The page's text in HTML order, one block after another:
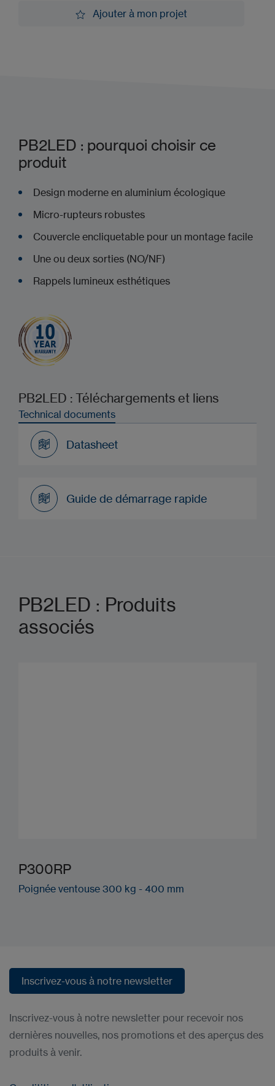
Ajouter à mon projet
PB2LED : pourquoi choisir ce
produit
Design moderne en aluminium écologique
Micro-rupteurs robustes
Couvercle encliquetable pour un montage facile
Une ou deux sorties (NO/NF)
Rappels lumineux esthétiques
PB2LED : Téléchargements et liens
Technical documents
Datasheet
Guide de démarrage rapide
PB2LED : Produits
associés
P300RP
Poignée ventouse 300 kg - 400 mm
Inscrivez-vous à notre newsletter
Inscrivez-vous à notre newsletter pour recevoir nos
dernières nouvelles, nos promotions et des aperçus des
produits à venir.